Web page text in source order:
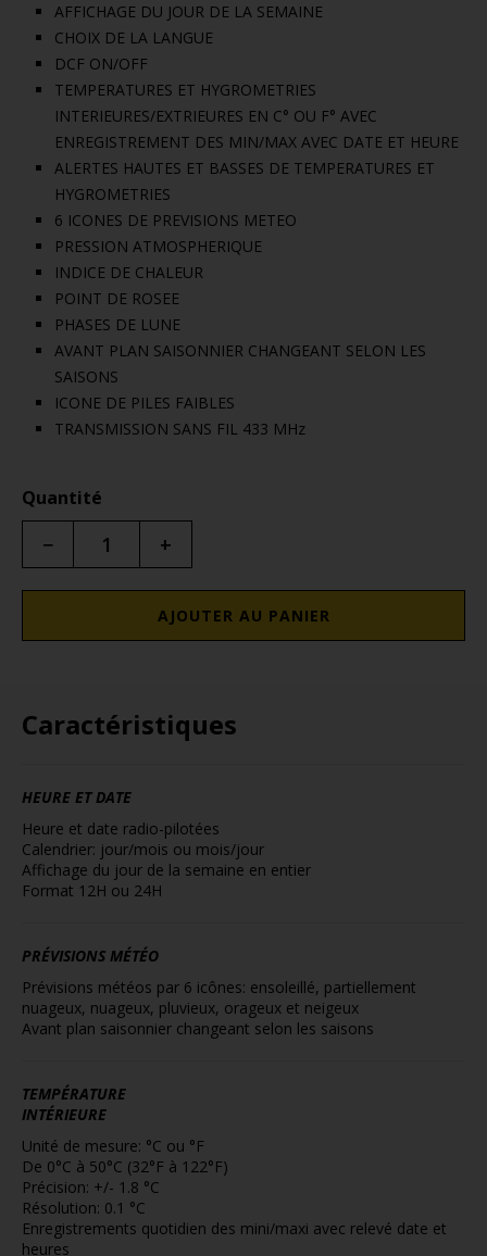
AFFICHAGE DU JOUR DE LA SEMAINE
CHOIX DE LA LANGUE
DCF ON/OFF
TEMPERATURES ET HYGROMETRIES
INTERIEURES/EXTRIEURES EN C° OU F° AVEC
ENREGISTREMENT DES MIN/MAX AVEC DATE ET HEURE
ALERTES HAUTES ET BASSES DE TEMPERATURES ET
HYGROMETRIES
6 ICONES DE PREVISIONS METEO
PRESSION ATMOSPHERIQUE
INDICE DE CHALEUR
POINT DE ROSEE
PHASES DE LUNE
AVANT PLAN SAISONNIER CHANGEANT SELON LES
SAISONS
ICONE DE PILES FAIBLES
TRANSMISSION SANS FIL 433 MHz
Quantité
− +
AJOUTER AU PANIER
Caractéristiques
HEURE ET DATE
Heure et date radio-pilotées
Calendrier: jour/mois ou mois/jour
Affichage du jour de la semaine en entier
Format 12H ou 24H
PRÉVISIONS MÉTÉO
Prévisions météos par 6 icônes: ensoleillé, partiellement
nuageux, nuageux, pluvieux, orageux et neigeux
Avant plan saisonnier changeant selon les saisons
TEMPÉRATURE
INTÉRIEURE
Unité de mesure: °C ou °F
De 0°C à 50°C (32°F à 122°F)
Précision: +/- 1.8 °C
Résolution: 0.1 °C
Enregistrements quotidien des mini/maxi avec relevé date et
heures